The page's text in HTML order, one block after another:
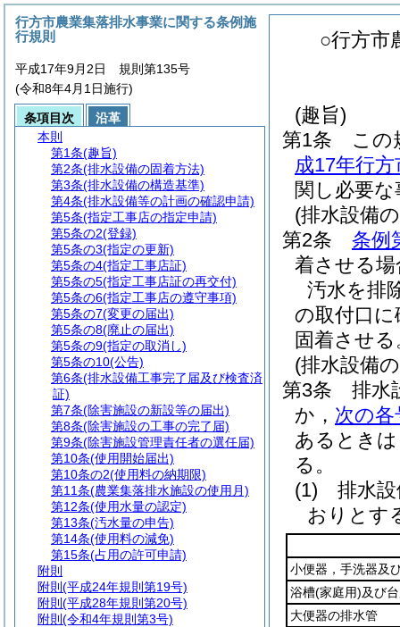
○行方市
(趣旨)
第1条
この
成17年行
関し必要
(排水設備
第2条
条例
着させる
汚水を排
の取付口
固着させる
(排水設備
第3条
排水
か， 次の各
あるとき
る。
(1)
排水
おりとす
小便器，手洗器及
浴槽(家庭用)及び
大便器の排水管
行方市農業集落排水事業に関する条例施
行規則
平成17年9月2日 規則第135号
(令和8年4月1日施行)
条項目次
沿革
本則
第1条(趣旨)
第2条(排水設備の固着方法)
第3条(排水設備の構造基準)
第4条(排水設備等の計画の確認申請)
第5条(指定工事店の指定申請)
第5条の2(登録)
第5条の3(指定の更新)
第5条の4(指定工事店証)
第5条の5(指定工事店証の再交付)
第5条の6(指定工事店の遵守事項)
第5条の7(変更の届出)
第5条の8(廃止の届出)
第5条の9(指定の取消し)
第5条の10(公告)
第6条(排水設備工事完了届及び検査済
証)
第7条(除害施設の新設等の届出)
第8条(除害施設の工事の完了届)
第9条(除害施設管理責任者の選任届)
第10条(使用開始届出)
第10条の2(使用料の納期限)
第11条(農業集落排水施設の使用月)
第12条(使用水量の認定)
第13条(汚水量の申告)
第14条(使用料の減免)
第15条(占用の許可申請)
附則
附則 (平成24年規則第19号)
附則 (平成28年規則第20号)
附則 (令和4年規則第3号)